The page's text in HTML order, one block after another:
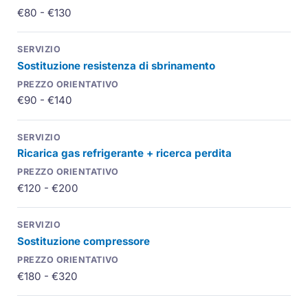
€80 - €130
Sostituzione resistenza di sbrinamento
€90 - €140
Ricarica gas refrigerante + ricerca perdita
€120 - €200
Sostituzione compressore
€180 - €320